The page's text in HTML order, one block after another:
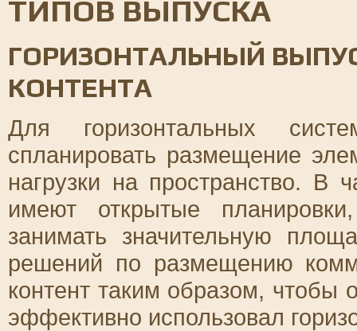
ТИПОВ ВЫПУСКА
ГОРИЗОНТАЛЬНЫЙ
КОНТЕНТА
Для горизонтальных
спланировать размещение
нагрузки на пространство. В
имеют открытые
занимать значительную
решений по размещению
контент таким образом, чтобы
эффективно использовал